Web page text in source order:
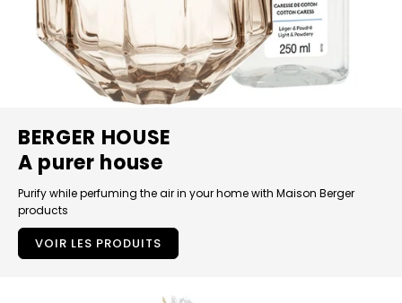
BERGER HOUSE
A purer house
Purify while perfuming the air in your home with Maison Berger
products
VOIR LES PRODUITS